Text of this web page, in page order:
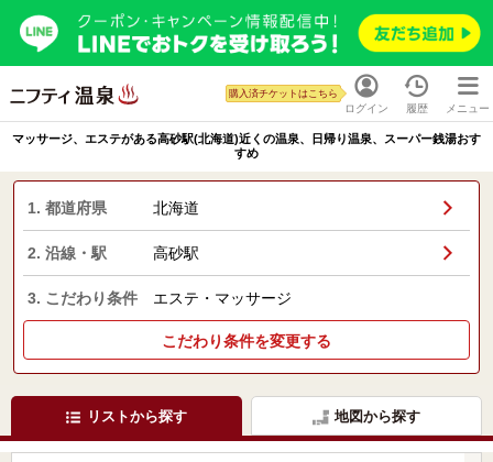
ログイン
購入済チケットはこちら
履歴 メニュー
マッサージ、エステがある高砂駅(北海道)近くの温泉、日帰り温泉、スーパー銭湯おす
すめ
1. 都道府県 北海道
2. 沿線・駅 高砂駅
3. こだわり条件 エステ・マッサージ
こだわり条件を変更する
リストから探す 地図から探す